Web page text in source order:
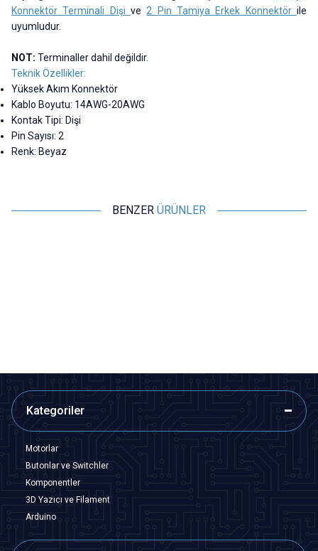
Konnektör Terminali Dişi ve 2 Pin Tamiya Erkek Konnektör ile
uyumludur.
NOT: Terminaller dahil değildir.
Teknik Özellikler:
Yüksek Akım Konnektör
Kablo Boyutu: 14AWG-20AWG
Kontak Tipi: Dişi
Pin Sayısı: 2
Renk: Beyaz
BENZER ÜRÜNLER
Kategoriler
Motorlar
Butonlar ve Switchler
Komponentler
3D Yazıcı ve Filament
Arduino